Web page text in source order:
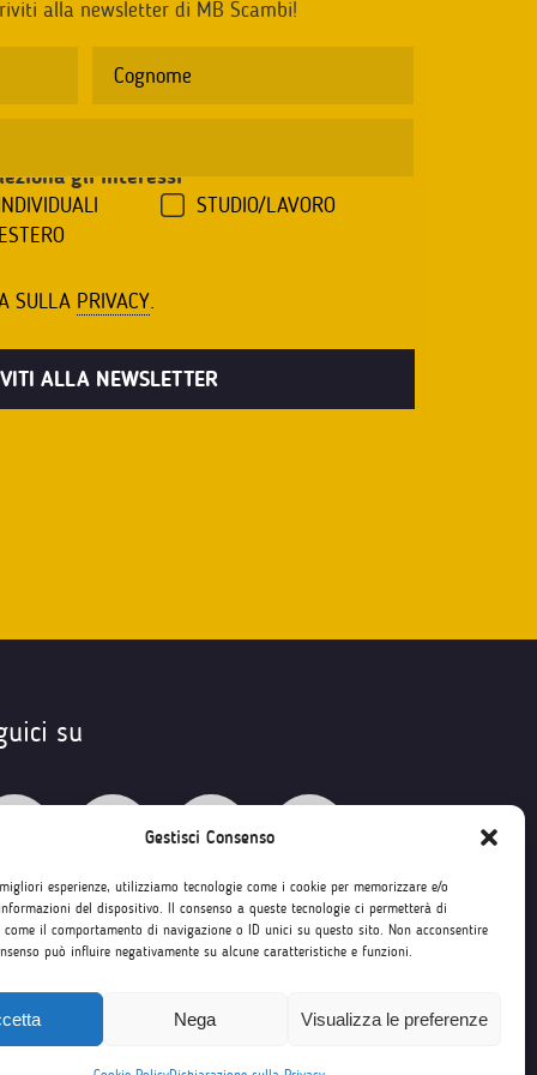
Gestisci Consenso
esperienze, utilizziamo tecnologie come i cookie per memorizzare e/o
del dispositivo. Il consenso a queste tecnologie ci permetterà di
il comportamento di navigazione o ID unici su questo sito. Non acconsentire
può influire negativamente su alcune caratteristiche e funzioni.
Nega Visualizza le preferenze
alla newsletter di MB Scambi!
gli interessi
STUDIO/LAVORO
SULLA PRIVACY.
su